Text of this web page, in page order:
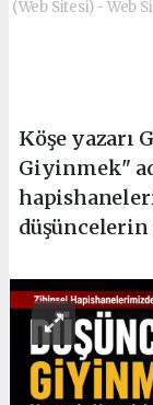
(Web Sitesi) - Web
Köşe yazarı
Giyinmek"
düşüncelerin